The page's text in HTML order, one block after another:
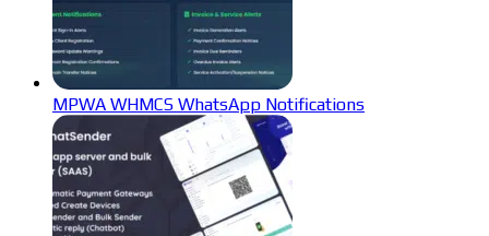
MPWA WHMCS WhatsApp Notifications